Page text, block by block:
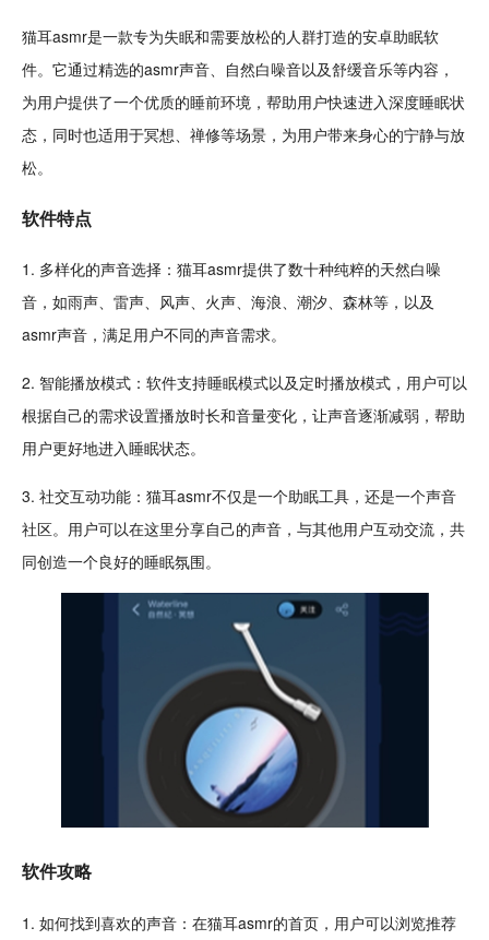
猫耳asmr是一款专为失眠和需要放松的人群打造的安卓助眠软
件。它通过精选的asmr声音、自然白噪音以及舒缓音乐等内容，
为用户提供了一个优质的睡前环境，帮助用户快速进入深度睡眠状
态，同时也适用于冥想、禅修等场景，为用户带来身心的宁静与放
松。
软件特点
1. 多样化的声音选择：猫耳asmr提供了数十种纯粹的天然白噪
音，如雨声、雷声、风声、火声、海浪、潮汐、 森林等，以及
asmr声音，满足用户不同的声音需求。
2. 智能播放模式：软件支持睡眠模式以及定时播放模式，用户可以
根据自己的需求设置播放时长和音量变化，让声音逐渐减弱，帮助
用户更好地进入睡眠状态。
3. 社交互动功能：猫耳asmr不仅是一个助眠工具，还是一个声音
社区。用户可以在这里分享自己的声音，与其他用户互动交流，共
同创造一个良好的睡眠氛围。
软件攻略
1. 如何找到喜欢的声音：在猫耳asmr的首页，用户可以浏览推荐